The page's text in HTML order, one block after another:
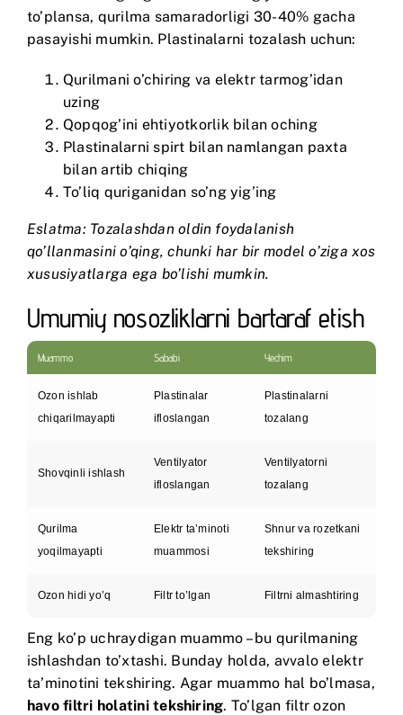
to’plansa, qurilma samaradorligi 30-40% gacha
pasayishi mumkin. Plastinalarni tozalash uchun:
Qurilmani o’chiring va elektr tarmog’idan
uzing
Qopqog’ini ehtiyotkorlik bilan oching
Plastinalarni spirt bilan namlangan paxta
bilan artib chiqing
To’liq quriganidan so’ng yig’ing
Eslatma: Tozalashdan oldin foydalanish
qo’llanmasini o’qing, chunki har bir model o’ziga xos
xususiyatlarga ega bo’lishi mumkin.
Umumiy nosozliklarni bartaraf etish
Muammo Sababi Yechim
Ozon ishlab
chiqarilmayapti
Plastinalar
ifloslangan
Plastinalarni
tozalang
Shovqinli ishlash
Ventilyator
ifloslangan
Ventilyatorni
tozalang
Qurilma
yoqilmayapti
Elektr ta’minoti
muammosi
Shnur va rozetkani
tekshiring
Ozon hidi yo’q Filtr to’lgan Filtrni almashtiring
Eng ko’p uchraydigan muammo – bu qurilmaning
ishlashdan to’xtashi. Bunday holda, avvalo elektr
ta’minotini tekshiring. Agar muammo hal bo’lmasa,
havo filtri holatini tekshiring. To’lgan filtr ozon